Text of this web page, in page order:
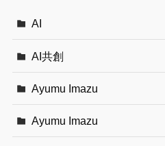
AI
AI共創
Ayumu Imazu
Ayumu Imazu